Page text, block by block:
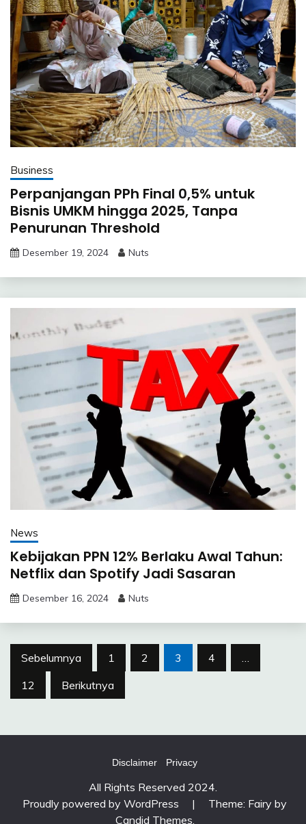
Business
Perpanjangan PPh Final 0,5% untuk
Bisnis UMKM hingga 2025, Tanpa
Penurunan Threshold
Desember 19, 2024 Nuts
News
Kebijakan PPN 12% Berlaku Awal Tahun:
Netflix dan Spotify Jadi Sasaran
Desember 16, 2024 Nuts
Paginasi
pos
Sebelumnya 1 2 3 4
12
Berikutnya
Disclaimer Privacy
All Rights Reserved 2024.
Proudly powered by WordPress
|
Theme: Fairy by
Candid Themes.